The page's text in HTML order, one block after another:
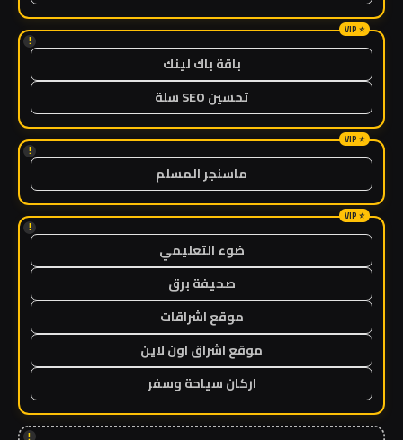
!
باقة باك لينك
تحسين SEO سلة
!
ماسنجر المسلم
!
ضوء التعليمي
صحيفة برق
موقع اشراقات
موقع اشراق اون لاين
اركان سياحة وسفر
!